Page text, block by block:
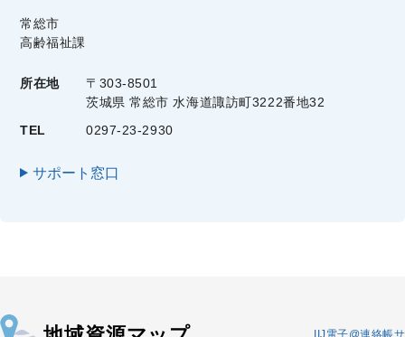
常総市
高齢福祉課
所在地
〒303-8501
茨城県 常総市 水海道諏訪町3222番地32
TEL
0297-23-2930
サポート窓口
IIJ電子@連絡帳サ